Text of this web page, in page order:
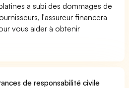
a subi des dommages de
l'assureur financera
vous aider à obtenir
de responsabilité civile